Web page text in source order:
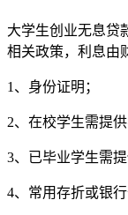
大学生创业无息贷
相关政策，利息由
1、身份证明；
2、在校学生需提
3、已毕业学生需
4、常用存折或银